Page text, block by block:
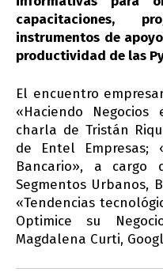
capacitaciones,
instrumentos de
productividad de las
El encuentro
«Haciendo
charla de Tristán
de Entel Empresas;
Bancario», a cargo
Segmentos Urbanos,
«Tendencias
Optimice su
Magdalena Curti,